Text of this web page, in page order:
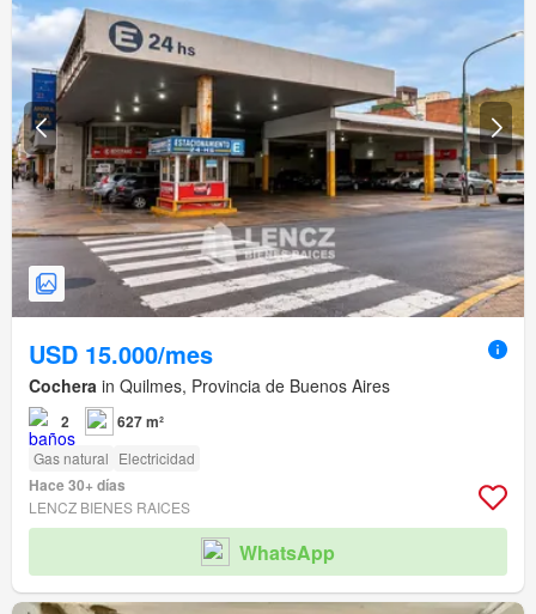
USD 15.000/mes
Cochera in Quilmes, Provincia de Buenos Aires
2 627 m²
Gas natural Electricidad
Hace 30+ días
LENCZ BIENES RAICES
WhatsApp